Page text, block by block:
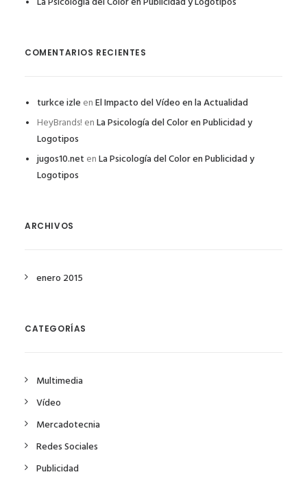
COMENTARIOS RECIENTES
turkce izle enEl Impacto del Vídeo en la Actualidad
HeyBrands! enLa Psicología del Color en Publicidad y
Logotipos
jugos10.net enLa Psicología del Color en Publicidad y
Logotipos
ARCHIVOS
enero 2015
CATEGORÍAS
Multimedia
Vídeo
Mercadotecnia
Redes Sociales
Publicidad